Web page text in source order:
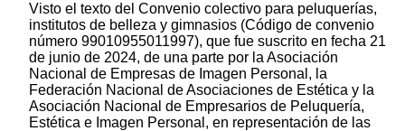
Visto el texto del Convenio colectivo para peluquerías,
institutos de belleza y gimnasios (Código de convenio
número 99010955011997), que fue suscrito en fecha 21
de junio de 2024, de una parte por la Asociación
Nacional de Empresas de Imagen Personal, la
Federación Nacional de Asociaciones de Estética y la
Asociación Nacional de Empresarios de Peluquería,
Estética e Imagen Personal, en representación de las